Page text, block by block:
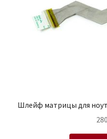
Шлейф матрицы для
280